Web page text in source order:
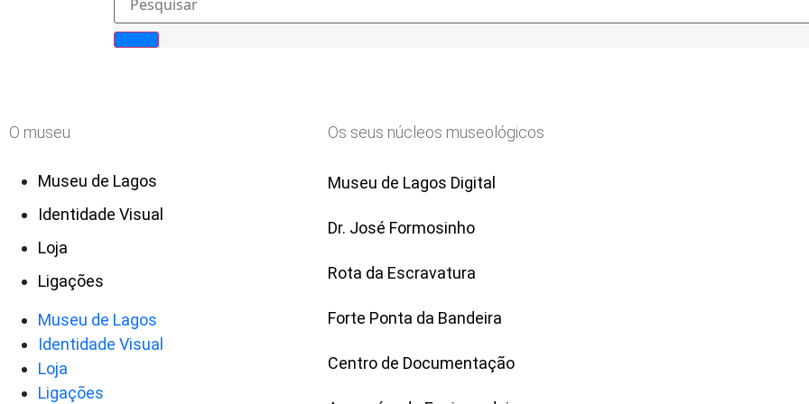
O museu
Museu de Lagos
Identidade Visual
Loja
Ligações
Museu de Lagos
Identidade Visual
Loja
Ligações
Os seus núcleos museológicos
Museu de Lagos Digital
Dr. José Formosinho
Rota da Escravatura
Forte Ponta da Bandeira
Centro de Documentação